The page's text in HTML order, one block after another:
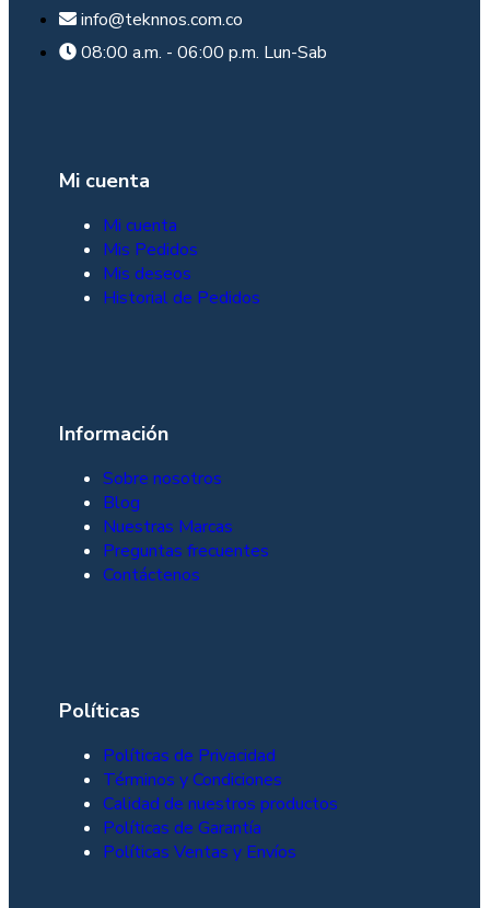
info@teknnos.com.co
08:00 a.m. - 06:00 p.m. Lun-Sab
Mi cuenta
Mi cuenta
Mis Pedidos
Mis deseos
Historial de Pedidos
Información
Sobre nosotros
Blog
Nuestras Marcas
Preguntas frecuentes
Contáctenos
Políticas
Políticas de Privacidad
Términos y Condiciones
Calidad de nuestros productos
Políticas de Garantía
Políticas Ventas y Envíos